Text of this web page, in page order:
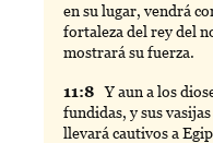
en su lugar, vendrá
fortaleza del rey del
mostrará su fuerza.
11:8 Yaun a los
fundidas, y sus
llevará cautivos a